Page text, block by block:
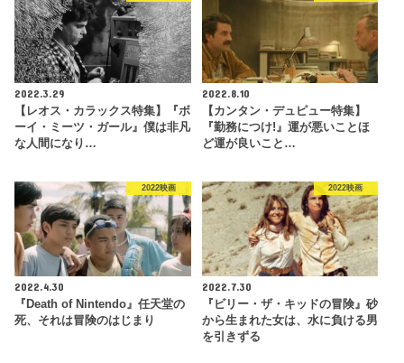
2022.3.29
【レオス・カラックス特集】『ボ
ーイ・ミーツ・ガール』僕は非凡
な人間になり…
2022.8.10
【カンタン・デュピュー特集】
『勤務につけ!』運が悪いことほ
ど運が良いこと…
2022映画
2022.4.30
『Death of Nintendo』任天堂の
死、それは冒険のはじまり
2022映画
2022.7.30
『ビリー・ザ・キッドの冒険』砂
から生まれた女は、水に負ける男
を引きずる